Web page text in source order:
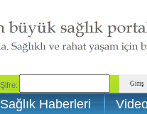
Sağlık Haberleri